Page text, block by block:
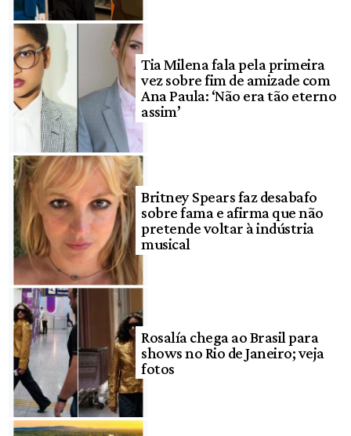
Tia Milena fala pela primeira
vez sobre fim de amizade com
Ana Paula: ‘Não era tão eterno
assim’
Britney Spears faz desabafo
sobre fama e afirma que não
pretende voltar à indústria
musical
Rosalía chega ao Brasil para
shows no Rio de Janeiro; veja
fotos